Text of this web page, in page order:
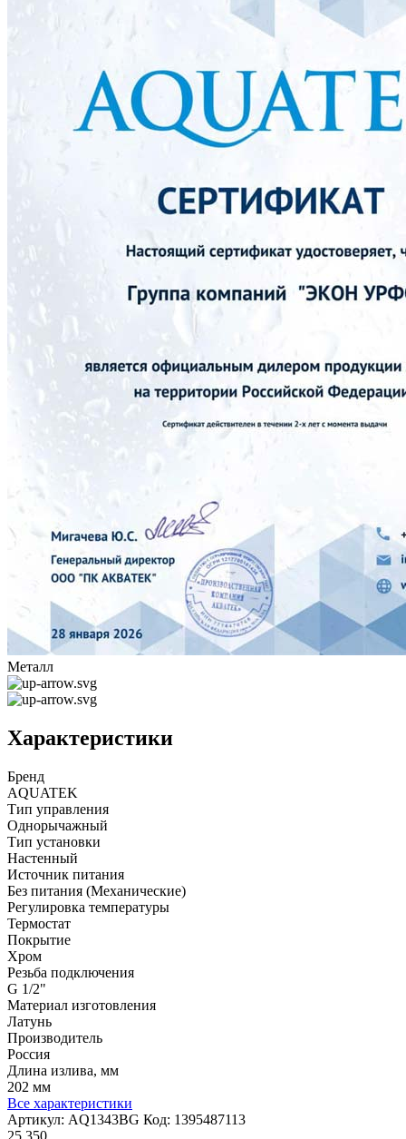
Металл
Характеристики
Бренд
AQUATEK
Тип управления
Однорычажный
Тип установки
Настенный
Источник питания
Без питания (Механические)
Регулировка температуры
Термостат
Покрытие
Хром
Резьба подключения
G 1/2"
Материал изготовления
Латунь
Производитель
Россия
Длина излива, мм
202 мм
Все характеристики
Артикул: AQ1343BG Код: 1395487113
25 350